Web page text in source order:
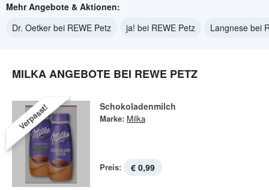
Mehr Angebote & Aktionen:
Dr. Oetker bei REWE Petz
ja! bei REWE Petz Langnese bei
MILKA ANGEBOTE BEI REWE PETZ
Verpasst! Schokoladenmilch
Marke: Milka
Preis: € 0,99